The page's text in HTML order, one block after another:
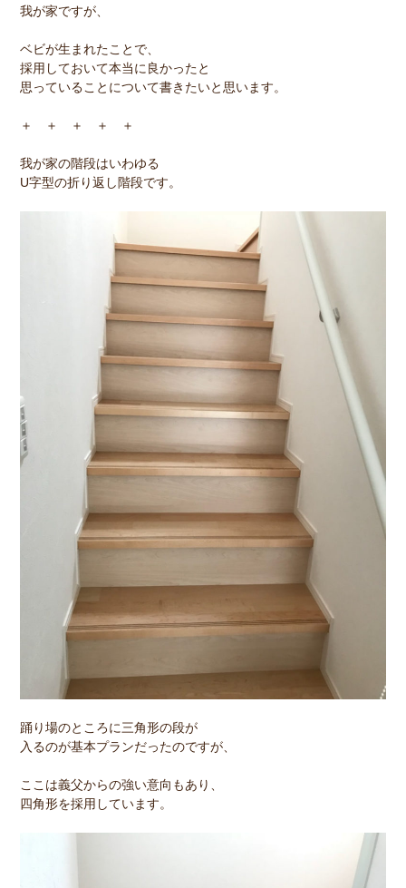
我が家ですが、
ベビが生まれたことで、
採用しておいて本当に良かったと
思っていることについて書きたいと思います。
＋ ＋ ＋ ＋ ＋
我が家の階段はいわゆる
U字型の折り返し階段です。
踊り場のところに三角形の段が
入るのが基本プランだったのですが、
ここは義父からの強い意向もあり、
四角形を採用しています。